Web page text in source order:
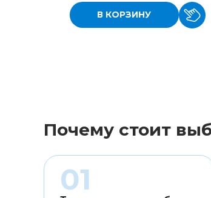
В КОРЗИНУ
Почему стоит